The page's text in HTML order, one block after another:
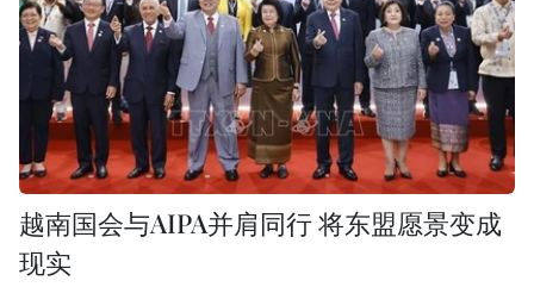
越南国会与AIPA并肩同行 将东盟愿景变成
现实